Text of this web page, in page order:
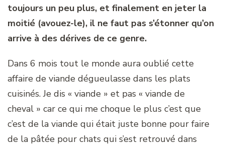
toujours un peu plus, et finalement en jeter la
moitié (avouez-le), il ne faut pas s’étonner qu’on
arrive à des dérives de ce genre.
Dans 6 mois tout le monde aura oublié cette
affaire de viande dégueulasse dans les plats
cuisinés. Je dis « viande » et pas « viande de
cheval » car ce qui me choque le plus c’est que
c’est de la viande qui était juste bonne pour faire
de la pâtée pour chats qui s’est retrouvé dans